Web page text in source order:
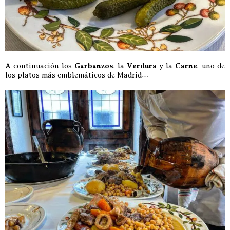
A continuación los Garbanzos, la Verdura y la Carne, uno de
los platos más emblemáticos de Madrid…